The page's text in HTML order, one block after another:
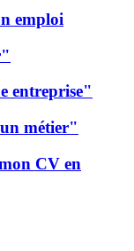
emploi
entreprise"
métier"
CV en